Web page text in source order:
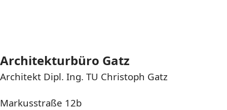
Architekturbüro Gatz
Architekt Dipl. Ing. TU Christoph Gatz
Markusstraße 12b